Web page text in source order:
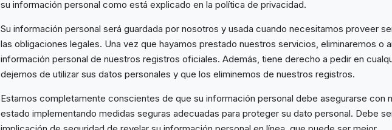
su información personal como está explicado en la política de privacidad.
Su información personal será guardada por nosotros y usada cuando necesitamos proveer
las obligaciones legales. Una vez que hayamos prestado nuestros servicios, eliminaremos o
información personal de nuestros registros oficiales. Además, tiene derecho a pedir en
dejemos de utilizar sus datos personales y que los eliminemos de nuestros registros.
Estamos completamente conscientes de que su información personal debe asegurarse con
estado implementando medidas seguras adecuadas para proteger su dato personal. Debe